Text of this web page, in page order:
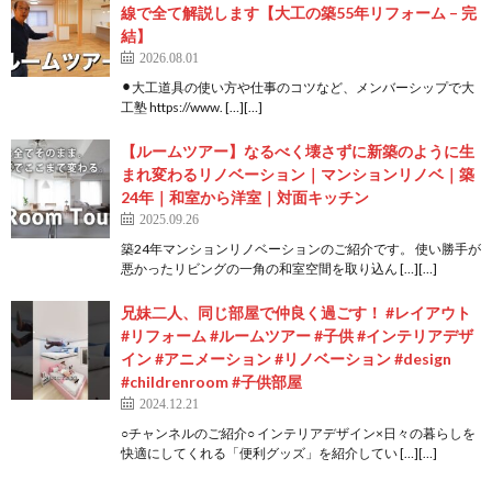
線で全て解説します【大工の築55年リフォーム – 完
結】
2026.08.01
⚫︎大工道具の使い方や仕事のコツなど、メンバーシップで大
工塾 https://www. […][…]
【ルームツアー】なるべく壊さずに新築のように生
まれ変わるリノベーション｜マンションリノベ｜築
24年｜和室から洋室｜対面キッチン
2025.09.26
築24年マンションリノベーションのご紹介です。 使い勝手が
悪かったリビングの一角の和室空間を取り込ん […][…]
兄妹二人、同じ部屋で仲良く過ごす！ #レイアウト
#リフォーム #ルームツアー #子供 #インテリアデザ
イン #アニメーション #リノベーション #design
#childrenroom #子供部屋
2024.12.21
○チャンネルのご紹介○ インテリアデザイン×日々の暮らしを
快適にしてくれる「便利グッズ」を紹介してい […][…]